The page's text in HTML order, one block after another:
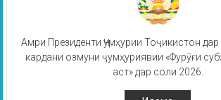
Амри Президенти Ҷумҳурии Тоҷикистон
кардани озмуни ҷумҳуриявии «Фурӯғи
аст» дар соли 2026.